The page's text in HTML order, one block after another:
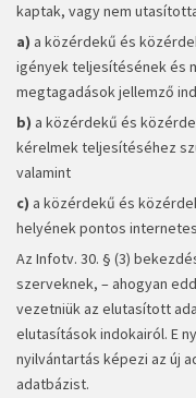
kaptak, vagy nem
a) a közérdekű és
igények teljesítésének és
megtagadások jellemző
b) a közérdekű és
kérelmek teljesítéséhez
valamint
c) a közérdekű és
helyének pontos
Az Infotv. 30. § (3)
szerveknek, – ahogyan
vezetniük az elutasított
elutasítások indokairól. E
nyilvántartás képezi az új
adatbázist.